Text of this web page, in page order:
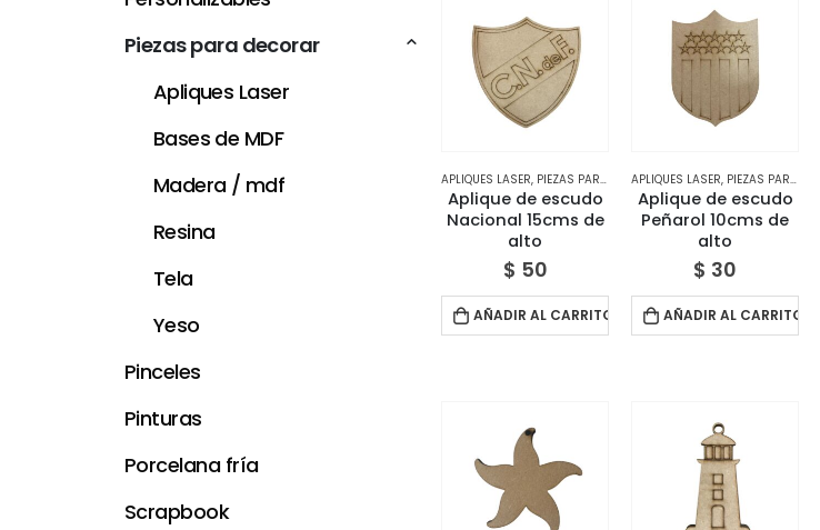
APLIQUES LASER, PIEZAS PARA DECORAR ,TIENDA
Aplique de escudo
Nacional 15cms de
alto
$ 50
AÑADIR AL CARRITO
APLIQUES LASER, PIEZAS PARA DECORAR
Aplique de escudo
Peñarol 10cms de
alto
$ 30
AÑADIR AL CARRITO
Piezas para decorar
Apliques Laser
Bases de MDF
Madera / mdf
Resina
Tela
Yeso
Pinceles
Pinturas
Porcelana fría
Scrapbook